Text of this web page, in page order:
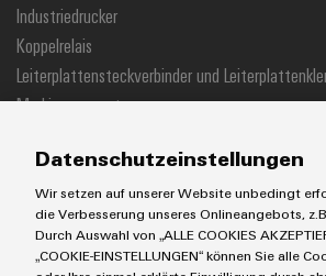
Industriedrucker
Koppelrelais
Leiterplattensteckverbinder und
Markierungssysteme
Stromversorgungen
AGB Impressum Einkaufs- /
Datenschutzeinstellungen
Wir setzen auf unserer Website unbedingt
die Verbesserung unseres Onlineangebots,
Durch Auswahl von „ALLE COOKIES
„COOKIE-EINSTELLUNGEN“ können Sie